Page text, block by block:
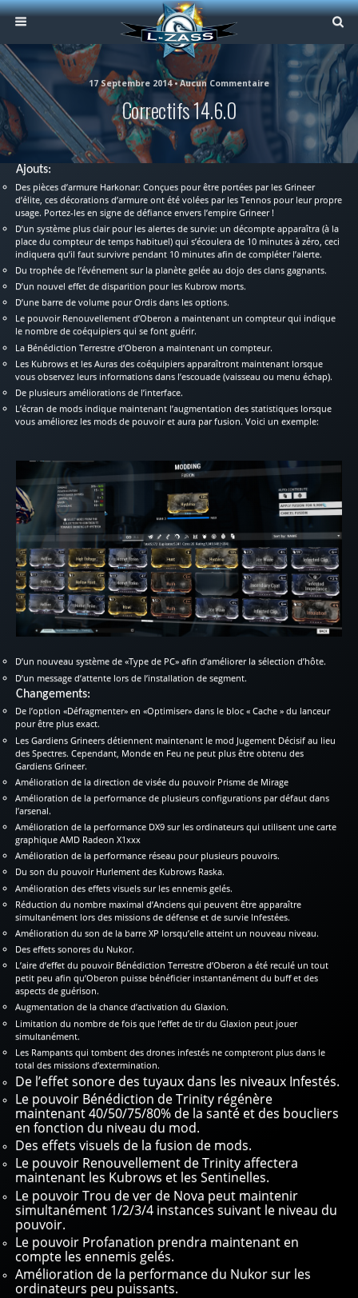
17 Septembre 2014 • Aucun Commentaire
Correctifs 14.6.0
Ajouts:
Des pièces d’armure Harkonar: Conçues pour être portées par les Grineer
d’élite, ces décorations d’armure ont été volées par les Tennos pour leur propre
usage. Portez-les en signe de défiance envers l’empire Grineer !
D’un système plus clair pour les alertes de survie: un décompte apparaîtra (à la
place du compteur de temps habituel) qui s’écoulera de 10 minutes à zéro, ceci
indiquera qu’il faut survivre pendant 10 minutes afin de compléter l’alerte.
Du trophée de l’événement sur la planète gelée au dojo des clans gagnants.
D’un nouvel effet de disparition pour les Kubrow morts.
D’une barre de volume pour Ordis dans les options.
Le pouvoir Renouvellement d’Oberon a maintenant un compteur qui indique
le nombre de coéquipiers qui se font guérir.
La Bénédiction Terrestre d’Oberon a maintenant un compteur.
Les Kubrows et les Auras des coéquipiers apparaîtront maintenant lorsque
vous observez leurs informations dans l’escouade (vaisseau ou menu échap).
De plusieurs améliorations de l’interface.
L’écran de mods indique maintenant l’augmentation des statistiques lorsque
vous améliorez les mods de pouvoir et aura par fusion. Voici un exemple:
D’un nouveau système de «Type de PC» afin d’améliorer la sélection d’hôte.
D’un message d’attente lors de l’installation de segment.
Changements:
De l’option «Défragmenter» en «Optimiser» dans le bloc « Cache » du lanceur
pour être plus exact.
Les Gardiens Grineers détiennent maintenant le mod Jugement Décisif au lieu
des Spectres. Cependant, Monde en Feu ne peut plus être obtenu des
Gardiens Grineer.
Amélioration de la direction de visée du pouvoir Prisme de Mirage
Amélioration de la performance de plusieurs configurations par défaut dans
l’arsenal.
Amélioration de la performance DX9 sur les ordinateurs qui utilisent une carte
graphique AMD Radeon X1xxx
Amélioration de la performance réseau pour plusieurs pouvoirs.
Du son du pouvoir Hurlement des Kubrows Raska.
Amélioration des effets visuels sur les ennemis gelés.
Réduction du nombre maximal d’Anciens qui peuvent être apparaître
simultanément lors des missions de défense et de survie Infestées.
Amélioration du son de la barre XP lorsqu’elle atteint un nouveau niveau.
Des effets sonores du Nukor.
L’aire d’effet du pouvoir Bénédiction Terrestre d’Oberon a été reculé un tout
petit peu afin qu’Oberon puisse bénéficier instantanément du buff et des
aspects de guérison.
Augmentation de la chance d’activation du Glaxion.
Limitation du nombre de fois que l’effet de tir du Glaxion peut jouer
simultanément.
Les Rampants qui tombent des drones infestés ne compteront plus dans le
total des missions d’extermination.
De l’effet sonore des tuyaux dans les niveaux Infestés.
Le pouvoir Bénédiction de Trinity régénère
maintenant 40/50/75/80% de la santé et des boucliers
en fonction du niveau du mod.
Des effets visuels de la fusion de mods.
Le pouvoir Renouvellement de Trinity affectera
maintenant les Kubrows et les Sentinelles.
Le pouvoir Trou de ver de Nova peut maintenir
simultanément 1/2/3/4 instances suivant le niveau du
pouvoir.
Le pouvoir Profanation prendra maintenant en
compte les ennemis gelés.
Amélioration de la performance du Nukor sur les
ordinateurs peu puissants.